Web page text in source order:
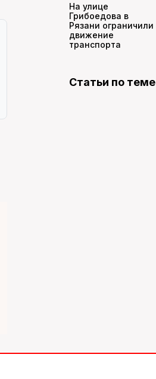
На улице
Грибоедова в
Рязани ограничили
движение
транспорта
Статьи по теме